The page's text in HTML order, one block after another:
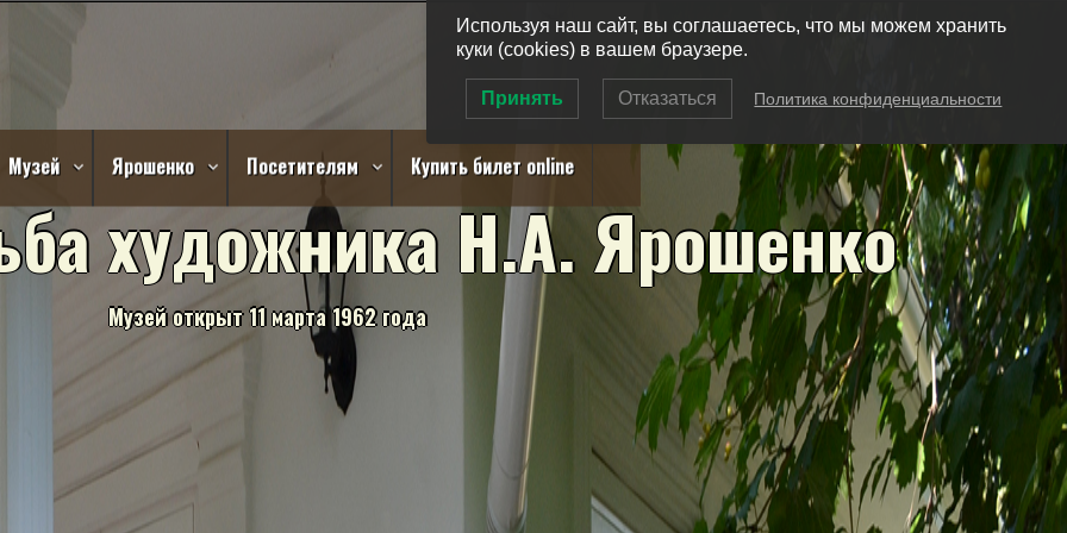
Музей Ярошенко Посетителям Купить билет online
бахудожникаН.А.Ярошенко
Музей открыт 11 марта1962 года
Используя наш сайт, вы соглашаетесь, что мы можем хранить
куки (cookies) в вашем браузере.
Принять Отказаться Политика конфиденциальности